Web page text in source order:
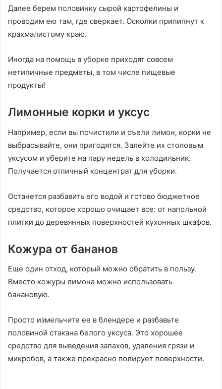
Далее берем половинку сырой картофелины и
проводим ею там, где сверкает. Осколки прилипнут к
крахмалистому краю.
Иногда на помощь в уборке приходят совсем
нетипичные предметы, в том числе пищевые
продукты!
Лимонные корки и уксус
Например, если вы почистили и съели лимон, корки не
выбрасывайте, они пригодятся. Залейте их столовым
уксусом и уберите на пару недель в холодильник.
Получается отличный концентрат для уборки.
Останется разбавить его водой и готово бюджетное
средство, которое хорошо очищает все: от напольной
плитки до деревянных поверхностей кухонных шкафов.
Кожура от бананов
Еще один отход, который можно обратить в пользу.
Вместо кожуры лимона можно использовать
банановую.
Просто измельчите ее в блендере и разбавьте
половиной стакана белого уксуса. Это хорошее
средство для выведения запахов, удаления грязи и
микробов, а также прекрасно полирует поверхности.